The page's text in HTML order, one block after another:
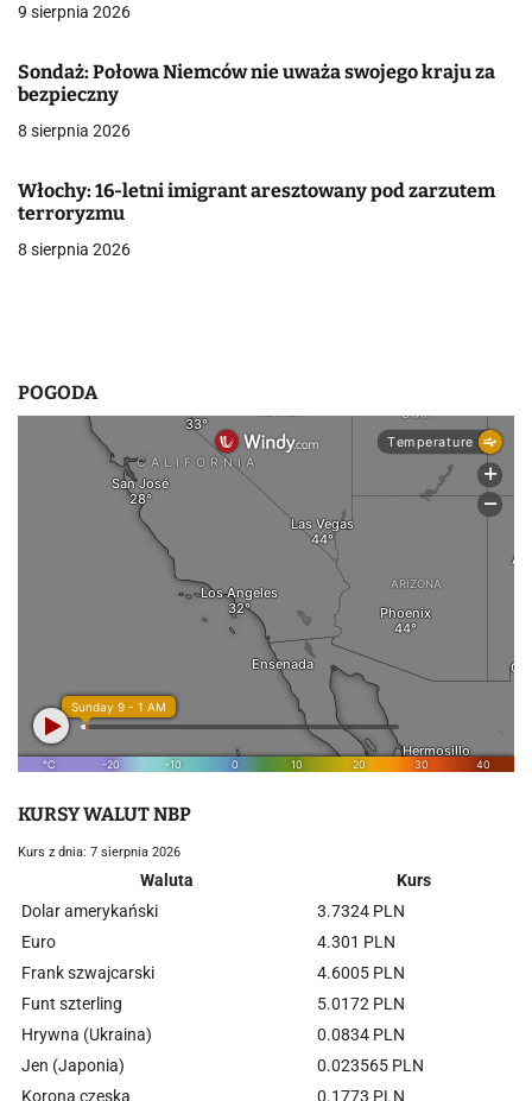
w
p
i
u
9 sierpnia 2026
Sondaż: Połowa Niemców nie uważa swojego kraju za
bezpieczny
8 sierpnia 2026
Włochy: 16-letni imigrant aresztowany pod zarzutem
terroryzmu
8 sierpnia 2026
POGODA
KURSY WALUT NBP
Kurs z dnia: 7 sierpnia 2026
Waluta
Kurs
Dolar amerykański
3.7324 PLN
Euro
4.301 PLN
Frank szwajcarski
4.6005 PLN
Funt szterling
5.0172 PLN
Hrywna (Ukraina)
0.0834 PLN
Jen (Japonia)
0.023565 PLN
Korona czeska
0.1773 PLN